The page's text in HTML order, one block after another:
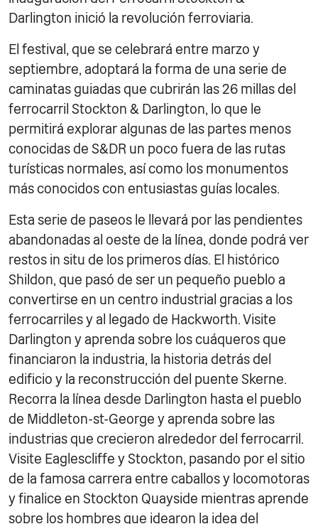
Darlington inició la revolución ferroviaria.
El festival, que se celebrará entre marzo y
septiembre, adoptará la forma de una serie de
caminatas guiadas que cubrirán las 26 millas del
ferrocarril Stockton & Darlington, lo que le
permitirá explorar algunas de las partes menos
conocidas de S&DR un poco fuera de las rutas
turísticas normales, así como los monumentos
más conocidos con entusiastas guías locales.
Esta serie de paseos le llevará por las pendientes
abandonadas al oeste de la línea, donde podrá ver
restos in situ de los primeros días. El histórico
Shildon, que pasó de ser un pequeño pueblo a
convertirse en un centro industrial gracias a los
ferrocarriles y al legado de Hackworth. Visite
Darlington y aprenda sobre los cuáqueros que
financiaron la industria, la historia detrás del
edificio y la reconstrucción del puente Skerne.
Recorra la línea desde Darlington hasta el pueblo
de Middleton-st-George y aprenda sobre las
industrias que crecieron alrededor del ferrocarril.
Visite Eaglescliffe y Stockton, pasando por el sitio
de la famosa carrera entre caballos y locomotoras
y finalice en Stockton Quayside mientras aprende
sobre los hombres que idearon la idea del